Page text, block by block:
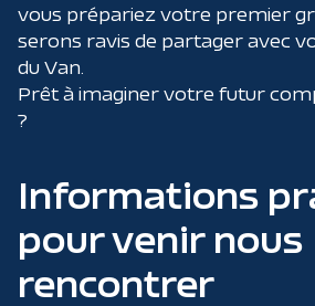
vous prépariez votre premier
serons ravis de partager avec
du Van.
Prêt à imaginer votre futur
?
Informations
pour venir nous
rencontrer